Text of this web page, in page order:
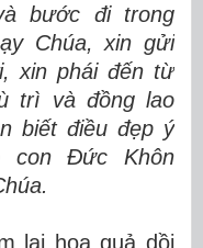
bước đi trong
Chúa, xin gửi
xin phái đến từ
trì và đồng lao
biết điều đẹp ý
con Đức Khôn
lại hoa quả dồi